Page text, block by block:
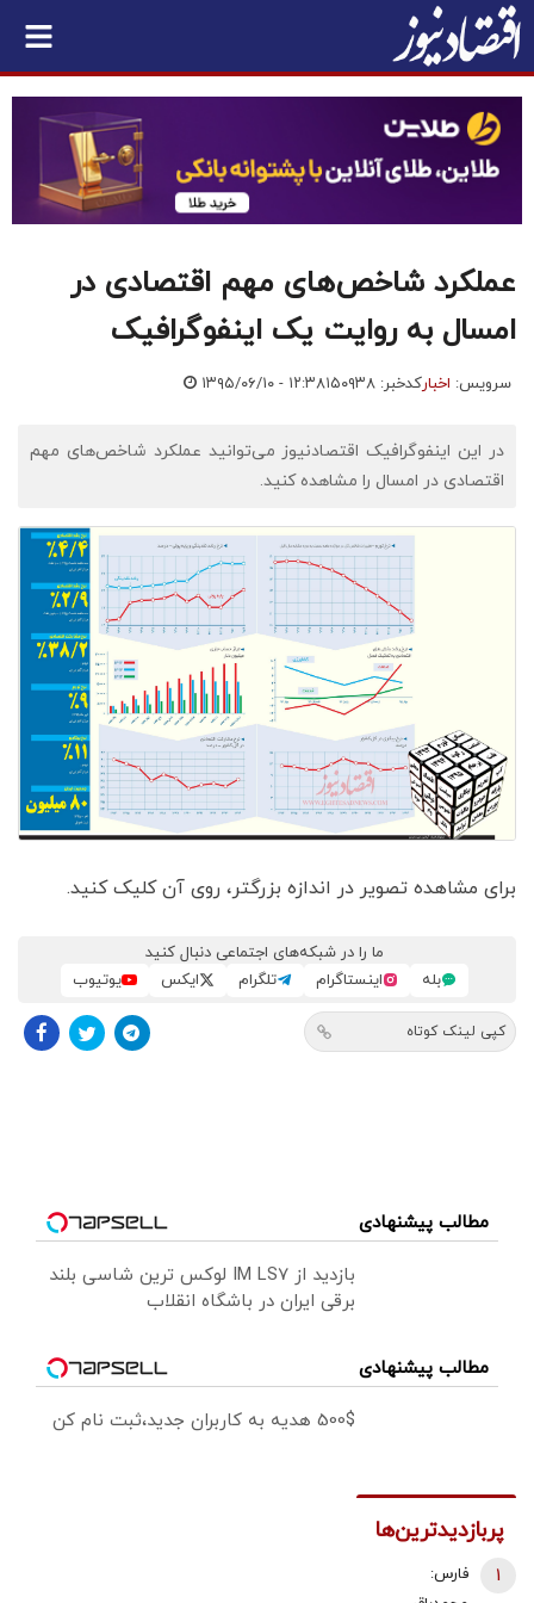
عملکرد شاخص‌های مهم اقتصادی در
امسال به روایت یک اینفوگرافیک
سرویس: اخبارکدخبر: ۱۵۰۹۳۸ ۱۳۹۵/۰۶/۱۰ - ۱۲:۳۸
در این اینفوگرافیک اقتصادنیوز می‌توانید عملکرد شاخص‌های مهم
اقتصادی در امسال را مشاهده کنید.
برای مشاهده تصویر در اندازه بزرگتر، روی آن کلیک کنید.
ما را در شبکه‌های اجتماعی دنبال کنید
بله
اینستاگرام تلگرام ایکس یوتیوب
کپی لینک کوتاه
مطالب پیشنهادی
بازدید از IM LS7 لوکس ترین شاسی بلند
برقی ایران در باشگاه انقلاب
مطالب پیشنهادی
500$ هدیه به کاربران جدید،ثبت نام کن
پربازدیدترین‌ها
فارس:
1